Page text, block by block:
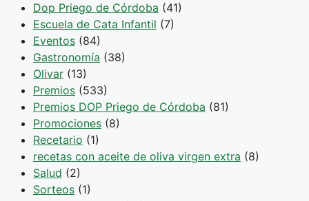
Dop Priego de Córdoba (41)
Escuela de Cata Infantil (7)
Eventos (84)
Gastronomía (38)
Olivar (13)
Premios (533)
Premios DOP Priego de Córdoba (81)
Promociones (8)
Recetario (1)
recetas con aceite de oliva virgen extra (8)
Salud (2)
Sorteos (1)